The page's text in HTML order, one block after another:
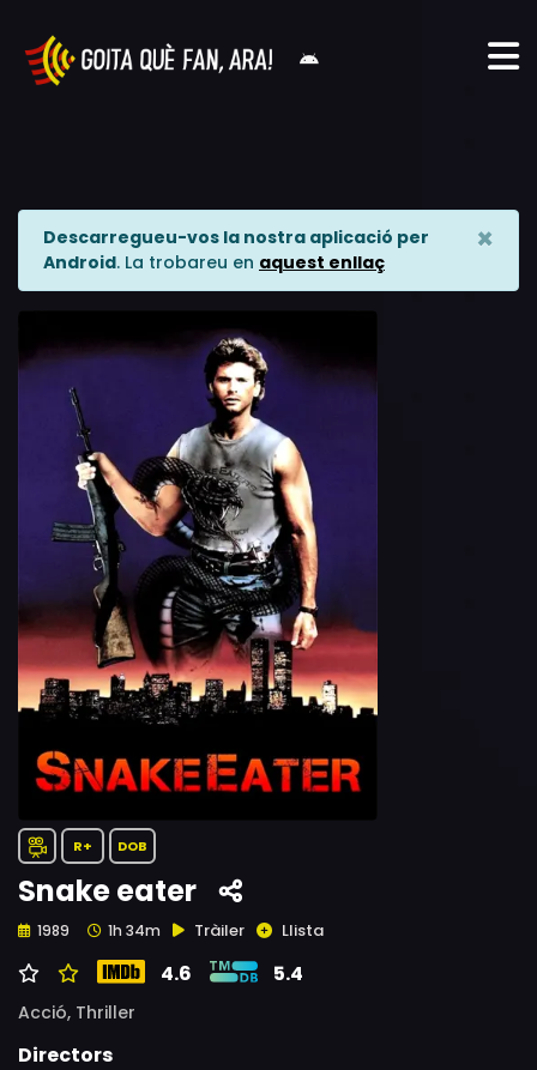
Descarregueu-vos la nostra aplicació per
Android. La trobareu en aquest enllaç
×
R+ DOB
Snake eater
1989 1h 34m Tràiler Llista
4.6 5.4
Acció, Thriller
Directors